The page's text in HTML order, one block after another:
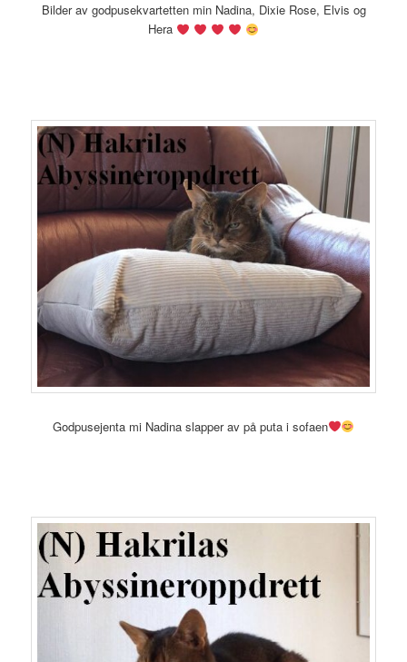
Bilder av godpusekvartetten min Nadina, Dixie Rose, Elvis og
Hera
Godpusejenta mi Nadina slapper av på puta i sofaen